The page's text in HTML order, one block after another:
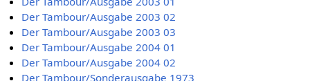
Der Tambour/Ausgabe 2003 02
Der Tambour/Ausgabe 2003 03
Der Tambour/Ausgabe 2004 01
Der Tambour/Ausgabe 2004 02
Der Tambour/Sonderausgabe 1973